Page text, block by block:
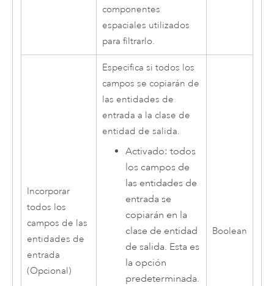
componentes
espaciales utilizados
para filtrarlo.
Incorporar
todos los
campos de las
entidades de
entrada
(Opcional)
Especifica si todos los
campos se copiarán de
las entidades de
entrada a la clase de
entidad de salida.
Activado: todos
los campos de
las entidades de
entrada se
copiarán en la
clase de entidad
de salida. Esta es
la opción
predeterminada.
Boolean